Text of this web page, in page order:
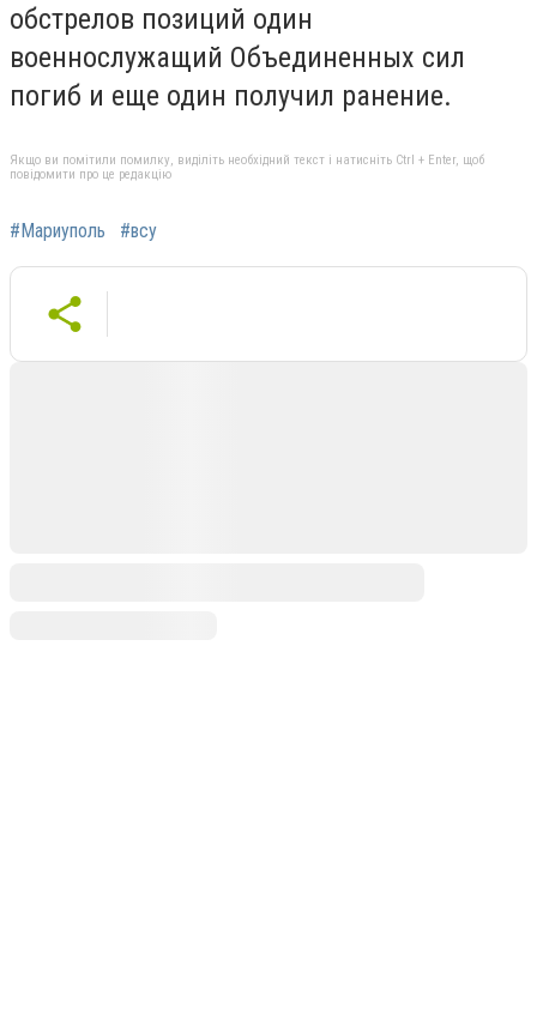
обстрелов позиций один
военнослужащий Объединенных сил
погиб и еще один получил ранение.
Якщо ви помітили помилку, виділіть необхідний текст і натисніть Ctrl + Enter, щоб
повідомити про це редакцію
#Мариуполь #всу